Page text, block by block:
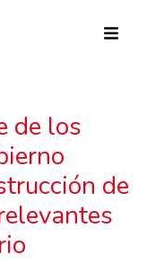
de los
de